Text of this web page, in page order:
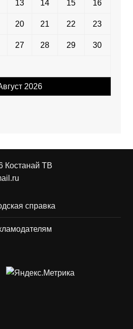
2026
13 14 15 16
20 21 22 23
27 28 29 30
Костанай ТВ
справка